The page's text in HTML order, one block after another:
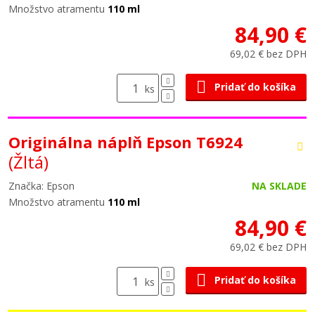
Množstvo atramentu 110 ml
84,90 €
69,02 € bez DPH
ks Pridať do košíka
Originálna náplň Epson T6924
(Žltá)
Značka: Epson
NA SKLADE
Množstvo atramentu 110 ml
84,90 €
69,02 € bez DPH
ks Pridať do košíka